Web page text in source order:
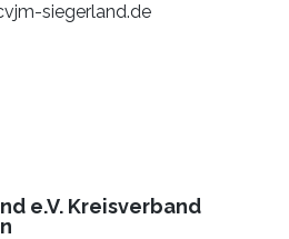
siegerland.de
e.V. Kreisverband